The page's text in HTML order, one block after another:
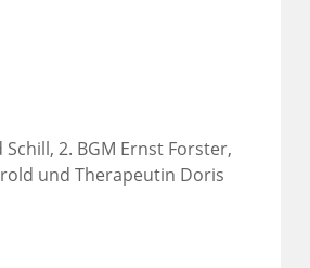
2. BGM Ernst Forster,
und Therapeutin Doris